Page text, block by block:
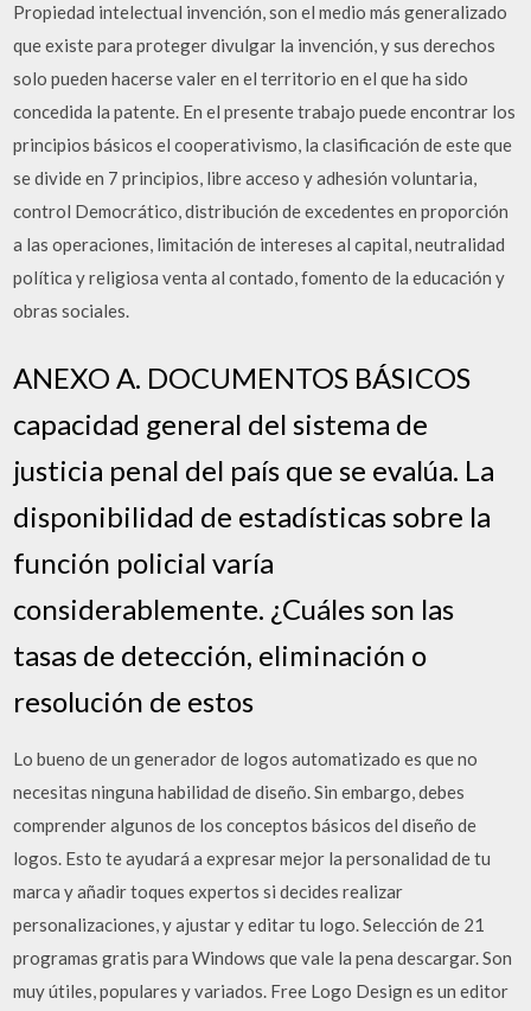
Propiedad intelectual invención, son el medio más generalizado
que existe para proteger divulgar la invención, y sus derechos
solo pueden hacerse valer en el territorio en el que ha sido
concedida la patente. En el presente trabajo puede encontrar los
principios básicos el cooperativismo, la clasificación de este que
se divide en 7 principios, libre acceso y adhesión voluntaria,
control Democrático, distribución de excedentes en proporción
a las operaciones, limitación de intereses al capital, neutralidad
política y religiosa venta al contado, fomento de la educación y
obras sociales.
ANEXO A. DOCUMENTOS BÁSICOS
capacidad general del sistema de
justicia penal del país que se evalúa. La
disponibilidad de estadísticas sobre la
función policial varía
considerablemente. ¿Cuáles son las
tasas de detección, eliminación o
resolución de estos
Lo bueno de un generador de logos automatizado es que no
necesitas ninguna habilidad de diseño. Sin embargo, debes
comprender algunos de los conceptos básicos del diseño de
logos. Esto te ayudará a expresar mejor la personalidad de tu
marca y añadir toques expertos si decides realizar
personalizaciones, y ajustar y editar tu logo. Selección de 21
programas gratis para Windows que vale la pena descargar. Son
muy útiles, populares y variados. Free Logo Design es un editor